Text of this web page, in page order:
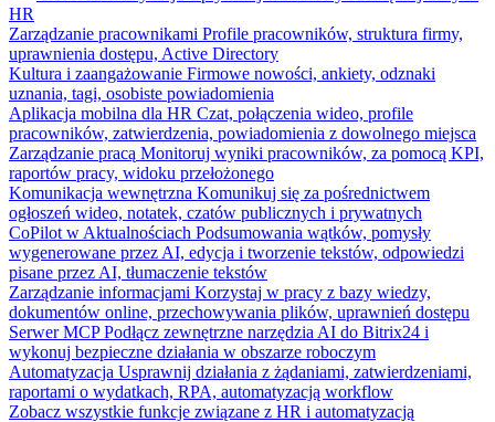
HR
Zarządzanie pracownikami Profile pracowników, struktura firmy,
uprawnienia dostępu, Active Directory
Kultura i zaangażowanie Firmowe nowości, ankiety, odznaki
uznania, tagi, osobiste powiadomienia
Aplikacja mobilna dla HR Czat, połączenia wideo, profile
pracowników, zatwierdzenia, powiadomienia z dowolnego miejsca
Zarządzanie pracą Monitoruj wyniki pracowników, za pomocą KPI,
raportów pracy, widoku przełożonego
Komunikacja wewnętrzna Komunikuj się za pośrednictwem
ogłoszeń wideo, notatek, czatów publicznych i prywatnych
CoPilot w Aktualnościach Podsumowania wątków, pomysły
wygenerowane przez AI, edycja i tworzenie tekstów, odpowiedzi
pisane przez AI, tłumaczenie tekstów
Zarządzanie informacjami Korzystaj w pracy z bazy wiedzy,
dokumentów online, przechowywania plików, uprawnień dostępu
Serwer MCP Podłącz zewnętrzne narzędzia AI do Bitrix24 i
wykonuj bezpieczne działania w obszarze roboczym
Automatyzacja Usprawnij działania z żądaniami, zatwierdzeniami,
raportami o wydatkach, RPA, automatyzacją workflow
Zobacz wszystkie funkcje związane z HR i automatyzacją